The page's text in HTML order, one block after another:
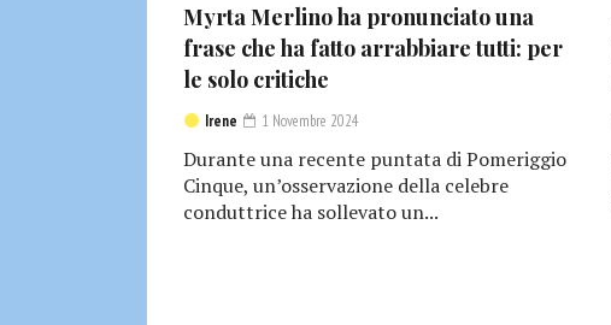
Myrta Merlino ha pronunciato una
frase che ha fatto arrabbiare tutti: per
le solo critiche
Irene 1 Novembre 2024
Durante una recente puntata di Pomeriggio
Cinque, un’osservazione della celebre
conduttrice ha sollevato un...